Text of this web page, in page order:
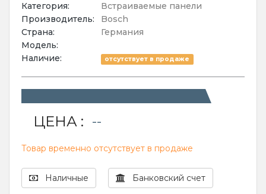
Категория:
Встраиваемые панели
Производитель:
Bosch
Страна:
Германия
Модель:
Наличие:
отсутствует в продаже
ЦЕНА : --
Товар временно отсутствует в продаже
Наличные Банковский счет